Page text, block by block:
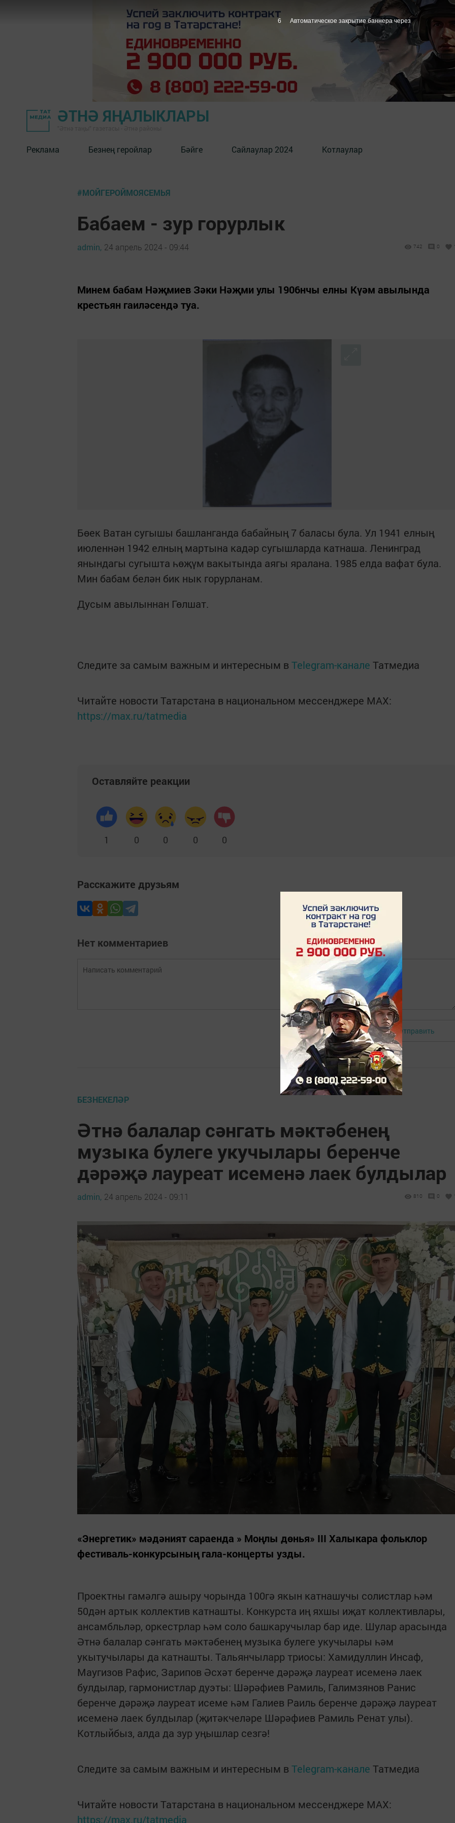
ӘТНӘ ЯҢАЛЫКЛАРЫ
Реклама Безнең геройлар Бәйге Сайлаулар 2024 Котлаулар
#МОЙГЕРОЙМОЯСЕМЬЯ
Бабаем - зур горурлык
admin, 24 апрель 2024 - 09:44 742 0
Минем бабам Нәҗмиев Зәки Нәҗми улы 1906нчы елны Күәм авылында
крестьян гаиләсендә туа.
Бөек Ватан сугышы башланганда бабайның 7 баласы була. Ул 1941 елның
июленнән 1942 елның мартына кадәр сугышларда катнаша. Ленинград
янындагы сугышта һөҗүм вакытында аягы яралана. 1985 елда вафат була.
Мин бабам белән бик нык горурланам.
Дусым авылыннан Гөлшат.
Следите за самым важным и интересным в Telegram-канале Татмедиа
Читайте новости Татарстана в национальном мессенджере MАХ:
https://max.ru/tatmedia
Оставляйте реакции
1 0 0 0 0
Расскажите друзьям
Нет комментариев
Авторизоваться Отправить
БЕЗНЕКЕЛӘР
Әтнә балалар сәнгать мәктәбенең
музыка булеге укучылары беренче
дәрәҗә лауреат исеменә лаек булдылар
admin, 24 апрель 2024 - 09:11 810 0
«Энергетик» мәдәният сараенда » Моңлы дөнья» III Халыкара фольклор
фестиваль-конкурсының гала-концерты узды.
Проектны гамәлгә ашыру чорында 100гә якын катнашучы солистлар һәм
50дән артык коллектив катнашты. Конкурста иң яхшы иҗат коллективлары,
ансамбльләр, оркестрлар һәм соло башкаручылар бар иде. Шулар арасында
Әтнә балалар сәнгать мәктәбенең музыка булеге укучылары һәм
укытучылары да катнашты. Тальянчыларр триосы: Хамидуллин Инсаф,
Маугизов Рафис, Зарипов Әсхәт беренче дәрәҗә лауреат исеменә лаек
булдылар, гармонистлар дуэты: Шәрәфиев Рамиль, Галимзянов Ранис
беренче дәрәҗә лауреат исеме һәм Галиев Раиль беренче дәрәҗә лауреат
исеменә лаек булдылар (җитәкчеләре Шәрәфиев Рамиль Ренат улы).
Котлыйбыз, алда да зур уңышлар сезгә!
Следите за самым важным и интересным в Telegram-канале Татмедиа
Читайте новости Татарстана в национальном мессенджере MАХ:
https://max.ru/tatmedia
5 Автоматическое закрытие баннера через